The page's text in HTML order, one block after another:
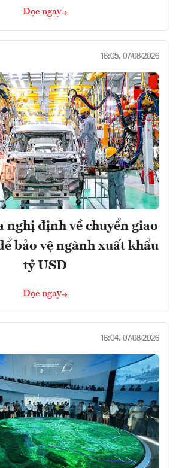
Đọc ngay
16:05, 07/08/2026
nghị định về chuyển giao
bảo vệ ngành xuất khẩu
tỷ USD
Đọc ngay
16:04, 07/08/2026